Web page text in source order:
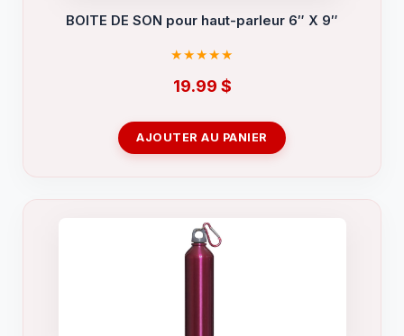
BOITE DE SON pour haut-parleur 6″ X 9″
19.99 $
AJOUTER AU PANIER